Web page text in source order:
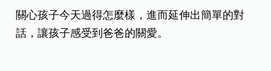
關心孩子今天過得怎麼樣，進而延伸出簡單的對
話，讓孩子感受到爸爸的關愛。